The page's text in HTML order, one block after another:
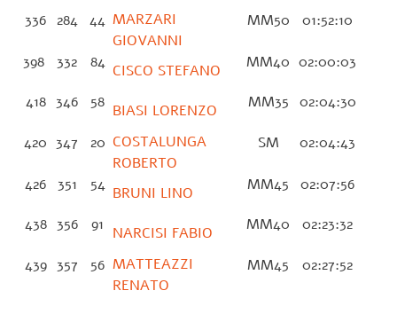
336 284 44 MARZARI
GIOVANNI
MM50 01:52:10
398 332 84 CISCO STEFANO MM40 02:00:03
418 346 58 BIASI LORENZO MM35 02:04:30
420 347 20 COSTALUNGA
ROBERTO
SM 02:04:43
426 351 54 BRUNI LINO MM45 02:07:56
438 356 91 NARCISI FABIO MM40 02:23:32
439 357 56 MATTEAZZI
RENATO
MM45 02:27:52